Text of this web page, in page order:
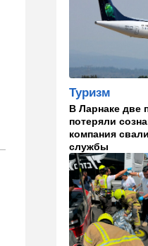
Деньги
Как
07:56 Спорт
Брат
Трампу
07:20
Туризм
В Ларнаке две
потеряли
компания
службы